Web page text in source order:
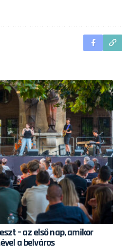
– az első nap, amikor
a belváros